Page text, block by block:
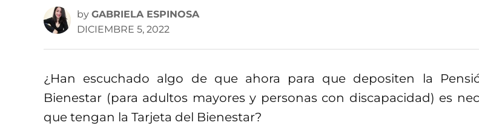
by GABRIELA ESPINOSA
DICIEMBRE 5, 2022
¿Han escuchado algo de que ahora para que depositen la
Bienestar (para adultos mayores y personas con discapacidad) es
que tengan la Tarjeta del Bienestar?